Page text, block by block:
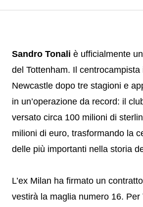
Sandro Tonali è ufficialmente
del Tottenham. Il centrocampista
Newcastle dopo tre stagioni e
in un’operazione da record: il
versato circa 100 milioni di
milioni di euro, trasformando la
delle più importanti nella storia
L’ex Milan ha firmato un
vestirà la maglia numero 16. Per